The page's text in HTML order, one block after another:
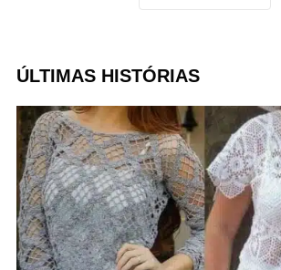
ÚLTIMAS HISTÓRIAS